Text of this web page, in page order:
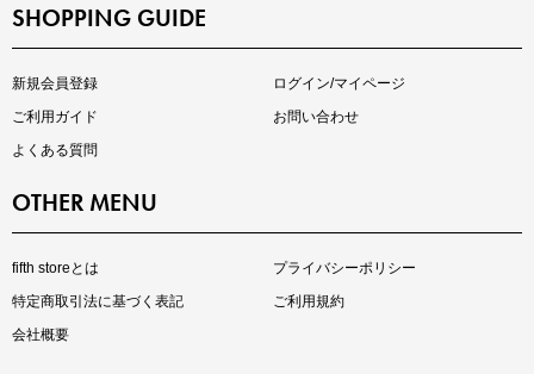
大人の着映えアイテム5選
マストバイアイテム
SHOPPING GUIDE
新規会員登録
ログイン/マイページ
ご利用ガイド
お問い合わせ
よくある質問
OTHER MENU
fifth storeとは
プライバシーポリシー
特定商取引法に基づく表記
ご利用規約
会社概要